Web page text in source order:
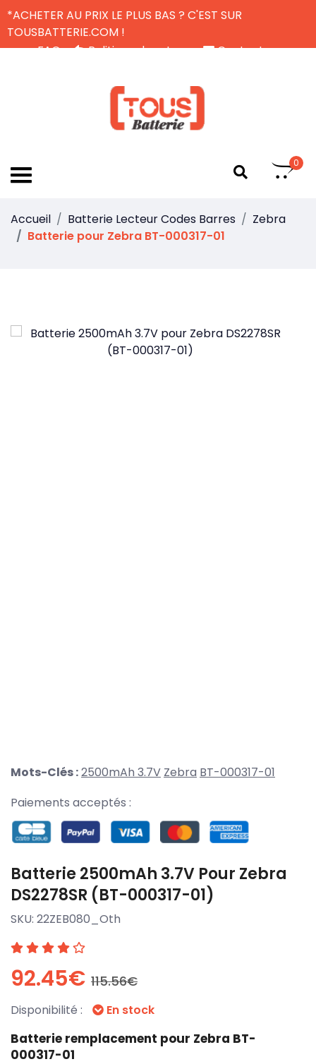
*ACHETER AU PRIX LE PLUS BAS ? C'EST SUR
TOUSBATTERIE.COM !
FAQ
Politique de retour
Contactez-nous
0
Accueil Batterie Lecteur Codes Barres
Zebra
Batterie pour Zebra BT-000317-01
Mots-Clés :2500mAh 3.7V Zebra BT-000317-01
Paiements acceptés :
Batterie 2500mAh 3.7V Pour Zebra
DS2278SR (BT-000317-01)
SKU: 22ZEB080_Oth
92.45€ 115.56€
Disponibilité : En stock
Batterie remplacement pour Zebra BT-
000317-01